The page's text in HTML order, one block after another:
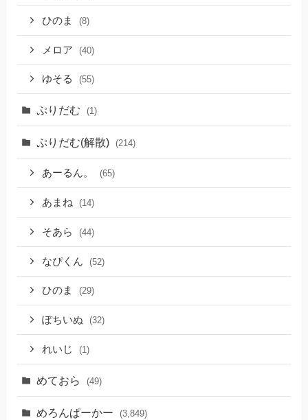
ひのま (8)
メロア (40)
ゆそる (55)
ぷりだむ (1)
ぷりだむ(解散) (214)
あーるん。 (65)
あまね (14)
そあら (44)
なぴくん (52)
ひのま (29)
ぽちいぬ (32)
れいじ (1)
めておら (49)
めろんぱーかー (3,849)